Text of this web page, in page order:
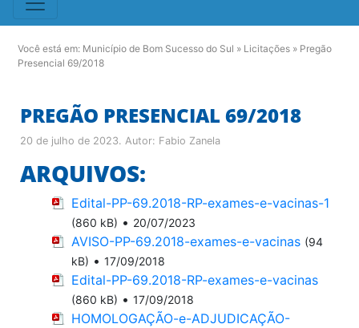
Você está em: Município de Bom Sucesso do Sul » Licitações » Pregão
Presencial 69/2018
PREGÃO PRESENCIAL 69/2018
20 de julho de 2023. Autor: Fabio Zanela
ARQUIVOS:
Edital-PP-69.2018-RP-exames-e-vacinas-1
(860 kB) • 20/07/2023
AVISO-PP-69.2018-exames-e-vacinas (94
kB) • 17/09/2018
Edital-PP-69.2018-RP-exames-e-vacinas
(860 kB) • 17/09/2018
HOMOLOGAÇÃO-e-ADJUDICAÇÃO-